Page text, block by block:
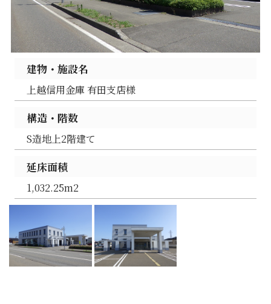
建物・施設名
上越信用金庫 有田支店様
構造・階数
S造地上2階建て
延床面積
1,032.25m2